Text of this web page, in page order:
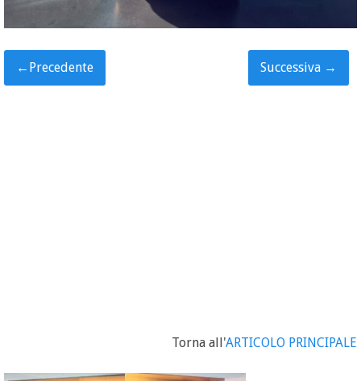
← Precedente Successiva →
Torna all'ARTICOLO PRINCIPALE